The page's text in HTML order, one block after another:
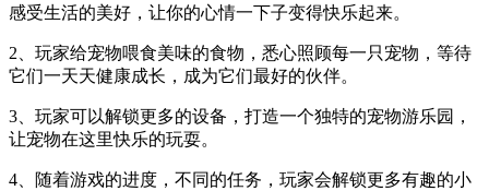
感受生活的美好，让你的心情一下子变得快乐起来。
2、玩家给宠物喂食美味的食物，悉心照顾每一只宠物，等待
它们一天天健康成长，成为它们最好的伙伴。
3、玩家可以解锁更多的设备，打造一个独特的宠物游乐园，
让宠物在这里快乐的玩耍。
4、随着游戏的进度，不同的任务，玩家会解锁更多有趣的小